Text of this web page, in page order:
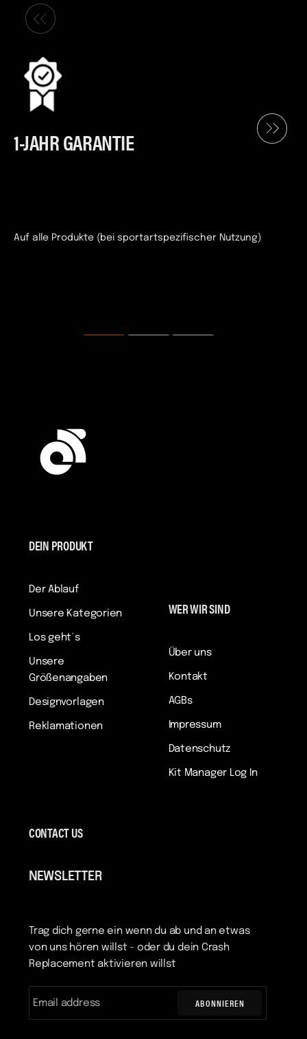
1-JAHR GARANTIE
Auf alle Produkte (bei sportartspezifischer Nutzung)
DEIN PRODUKT
Der Ablauf
Unsere Kategorien
Los geht´s
Unsere
Größenangaben
Designvorlagen
Reklamationen
WER WIR SIND
Über uns
Kontakt
AGBs
Impressum
Datenschutz
Kit Manager Log In
CONTACT US
NEWSLETTER
Trag dich gerne ein wenn du ab und an etwas
von uns hören willst - oder du dein Crash
Replacement aktivieren willst
ABONNIEREN